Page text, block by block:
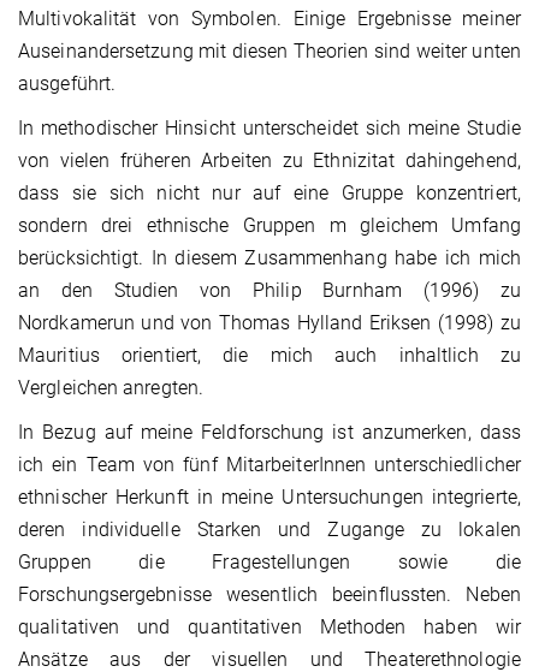
Multivokalität von Symbolen. Einige Ergebnisse meiner
Auseinandersetzung mit diesen Theorien sind weiter unten
ausgeführt.
In methodischer Hinsicht unterscheidet sich meine Studie
von vielen früheren Arbeiten zu Ethnizitat dahingehend,
dass sie sich nicht nur auf eine Gruppe konzentriert,
sondern drei ethnische Gruppen m gleichem Umfang
berücksichtigt. In diesem Zusammenhang habe ich mich
an den Studien von Philip Burnham (1996) zu
Nordkamerun und von Thomas Hylland Eriksen (1998) zu
Mauritius orientiert, die mich auch inhaltlich zu
Vergleichen anregten.
In Bezug auf meine Feldforschung ist anzumerken, dass
ich ein Team von fünf MitarbeiterInnen unterschiedlicher
ethnischer Herkunft in meine Untersuchungen integrierte,
deren individuelle Starken und Zugange zu lokalen
Gruppen die Fragestellungen sowie die
Forschungsergebnisse wesentlich beeinflussten. Neben
qualitativen und quantitativen Methoden haben wir
Ansätze aus der visuellen und Theaterethnologie